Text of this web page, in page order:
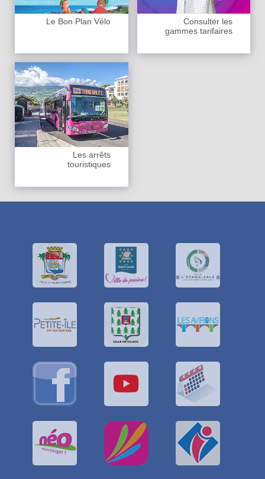
Le Bon Plan Vélo
Consulter les
gammes tarifaires
Les arrêts
touristiques